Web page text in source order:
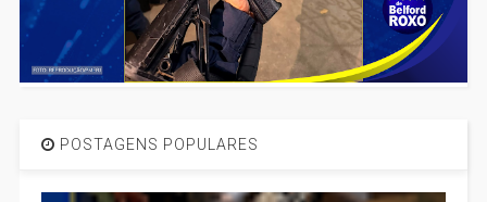
POSTAGENS POPULARES